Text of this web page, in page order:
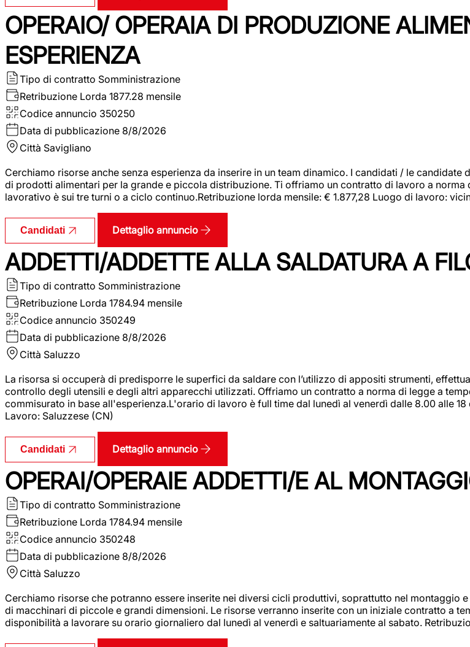
OPERAIO/ OPERAIA DI PRODUZIONE
ESPERIENZA
Tipo di contratto Somministrazione
Retribuzione Lorda 1877.28 mensile
Codice annuncio 350250
Data di pubblicazione 8/8/2026
Città Savigliano
Cerchiamo risorse anche senza esperienza da inserire in un team dinamico. I candidati / le
di prodotti alimentari per la grande e piccola distribuzione. Ti offriamo un contratto di lavoro a
lavorativo è sui tre turni o a ciclo continuo.Retribuzione lorda mensile: € 1.877,28 Luogo di lavoro:
Candidati Dettaglio annuncio
ADDETTI/ADDETTE ALLA SALDATURA A
Tipo di contratto Somministrazione
Retribuzione Lorda 1784.94 mensile
Codice annuncio 350249
Data di pubblicazione 8/8/2026
Città Saluzzo
La risorsa si occuperà di predisporre le superfici da saldare con l’utilizzo di appositi strumenti,
controllo degli utensili e degli altri apparecchi utilizzati. Offriamo un contratto a norma di legge a
commisurato in base all'esperienza.L'orario di lavoro è full time dal lunedì al venerdì dalle 8.00 alle
Lavoro: Saluzzese (CN)
Candidati Dettaglio annuncio
OPERAI/OPERAIE ADDETTI/E AL
Tipo di contratto Somministrazione
Retribuzione Lorda 1784.94 mensile
Codice annuncio 350248
Data di pubblicazione 8/8/2026
Città Saluzzo
Cerchiamo risorse che potranno essere inserite nei diversi cicli produttivi, soprattutto nel
di macchinari di piccole e grandi dimensioni. Le risorse verranno inserite con un iniziale contratto a
disponibilità a lavorare su orario giornaliero dal lunedì al venerdì e saltuariamente al sabato.